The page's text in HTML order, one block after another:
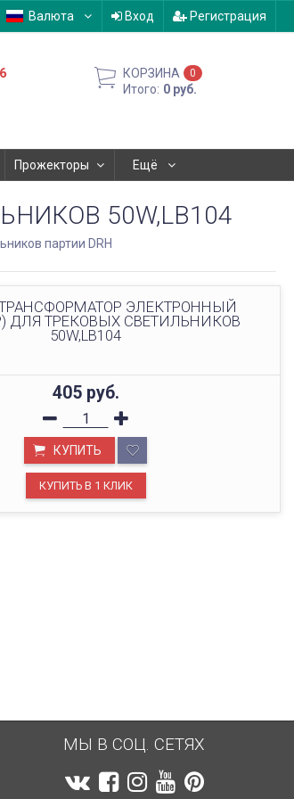
Валюта Вход Регистрация
КОРЗИНА 0
Итого: 0 руб.
Прожекторы Ещё
50W,LB104
партии DRH
ЭЛЕКТРОННЫЙ
ДЛЯ ТРЕКОВЫХ СВЕТИЛЬНИКОВ
50W,LB104
405 руб.
КУПИТЬ
вас в нашем офисе по адресу г.
наб., д. 2, стр. 2.
МЫ В СОЦ. СЕТЯХ